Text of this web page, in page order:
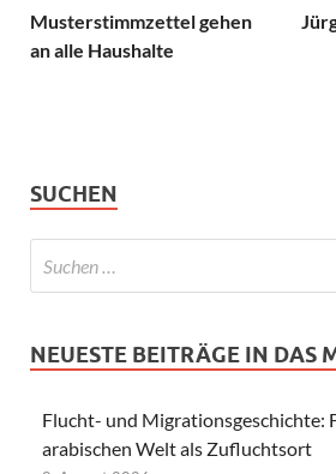
Musterstimmzettel gehen
an alle Haushalte
SUCHEN
NEUESTE BEITRÄGE IN DAS
Flucht- und Migrationsgeschichte:
arabischen Welt als Zufluchtsort